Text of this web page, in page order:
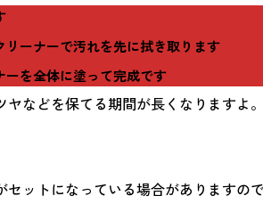
ーナーで汚れを先に拭き取ります
を全体に塗って完成です
などを保てる期間が長くなりますよ。
ットになっている場合がありますの